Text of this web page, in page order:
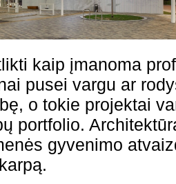
kaip įmanoma
pusei vargu ar
o tokie projektai
portfolio.
gyvenimo